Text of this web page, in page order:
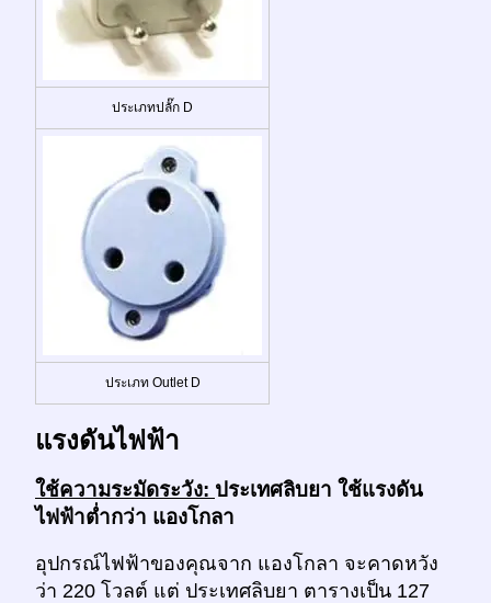
ประเภทปลั๊ก D
ประเภท Outlet D
แรงดันไฟฟ้า
ใช้ความระมัดระวัง: ประเทศลิบยา ใช้แรงดัน
ไฟฟ้าต่ำกว่า แองโกลา
อุปกรณ์ไฟฟ้าของคุณจาก แองโกลา จะคาดหวัง
ว่า 220 โวลต์ แต่ ประเทศลิบยา ตารางเป็น 127